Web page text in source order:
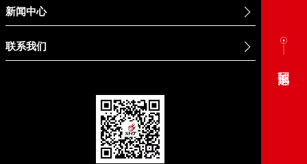
新闻中心
联系我们